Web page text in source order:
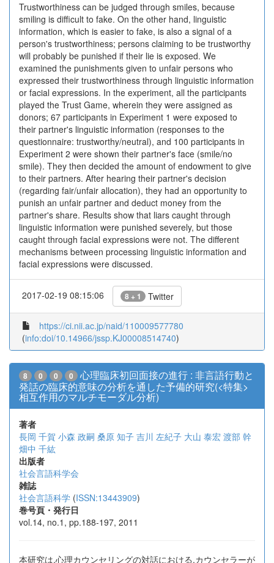
Trustworthiness can be judged through smiles, because
smiling is difficult to fake. On the other hand, linguistic
information, which is easier to fake, is also a signal of a
person's trustworthiness; persons claiming to be trustworthy
will probably be punished if their lie is exposed. We
examined the punishments given to unfair persons who
expressed their trustworthiness through linguistic information
or facial expressions. In the experiment, all the participants
played the Trust Game, wherein they were assigned as
donors; 67 participants in Experiment 1 were exposed to
their partner's linguistic information (responses to the
questionnaire: trustworthy/neutral), and 100 participants in
Experiment 2 were shown their partner's face (smile/no
smile). They then decided the amount of endowment to give
to their partners. After hearing their partner's decision
(regarding fair/unfair allocation), they had an opportunity to
punish an unfair partner and deduct money from the
partner's share. Results show that liars caught through
linguistic information were punished severely, but those
caught through facial expressions were not. The different
mechanisms between processing linguistic information and
facial expressions were discussed.
2017-02-19 08:15:06 8 + 1 Twitter
https://ci.nii.ac.jp/naid/110009577780
(info:doi/10.14966/jssp.KJ00008514740)
8 0 0 0
心理臨床初回面接の進行 : 非言語行動と
発話の臨床的意味の分析を通した予備的研究(<特集>
相互作用のマルチモーダル分析)
著者
長岡 千賀 小森 政嗣 桑原 知子 吉川 左紀子 大山 泰宏 渡部 幹
畑中 千紘
出版者
社会言語科学会
雑誌
社会言語科学 (ISSN:13443909)
巻号頁・発行日
vol.14, no.1, pp.188-197, 2011
本研究は,心理カウンセリングの対話における,カウンセラーが